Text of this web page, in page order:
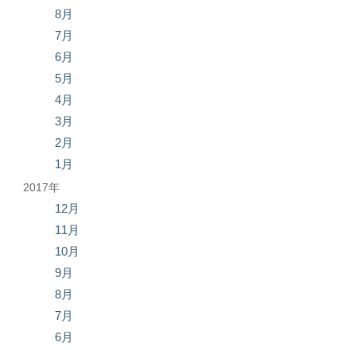
8月
7月
6月
5月
4月
3月
2月
1月
2017年
12月
11月
10月
9月
8月
7月
6月